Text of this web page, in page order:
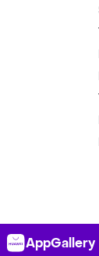
AppGallery